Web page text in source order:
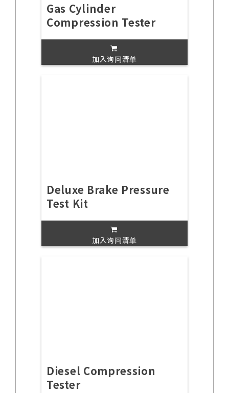
Gas Cylinder
Compression Tester
加入询问清单
Deluxe Brake Pressure
Test Kit
加入询问清单
Diesel Compression
Tester